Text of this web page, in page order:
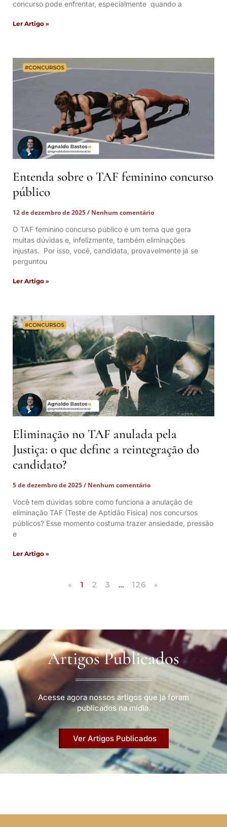
concurso pode enfrentar, especialmente quando a
Ler Artigo »
Entenda sobre o TAF feminino concurso
público
12 de dezembro de 2025
Nenhum comentário
O TAF feminino concurso público é um tema que gera
muitas dúvidas e, infelizmente, também eliminações
injustas. Por isso, você, candidata, provavelmente já se
perguntou
Ler Artigo »
Eliminação no TAF anulada pela
Justiça: o que define a reintegração do
candidato?
5 de dezembro de 2025
Nenhum comentário
Você tem dúvidas sobre como funciona a anulação de
eliminação TAF (Teste de Aptidão Física) nos concursos
públicos? Esse momento costuma trazer ansiedade, pressão
e
Ler Artigo »
« 1 2 3 … 126 »
Artigos Publicados
Acesse agora nossos artigos que já foram
publicados na mídia.
Ver Artigos Publicados